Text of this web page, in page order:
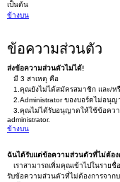
เป็นต้น
ข้างบน
ข้อความส่วนตัว
ส่งข้อความส่วนตัวไม่ได้!
มี 3 สาเหตุ คือ
1.คุณยังไม่ได้สมัครสมาชิก และ/หรื
2.Administrator ของบอร์ดไม่อนุ
3.คุณไม่ได้รับอนุญาตให้ใช้ข้อคว
administrator.
ข้างบน
ฉันได้รับแต่ข้อความส่วนตัวที่ไม่ต้อง
เราสามารถเพิ่มคุณเข้าไปในราย
รับข้อความส่วนตัวที่ไม่ต้องการจาก